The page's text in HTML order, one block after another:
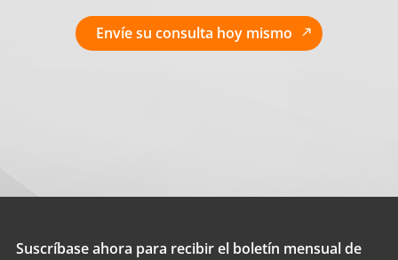
Envíe su consulta hoy mismo
Suscríbase ahora para recibir el boletín mensual de